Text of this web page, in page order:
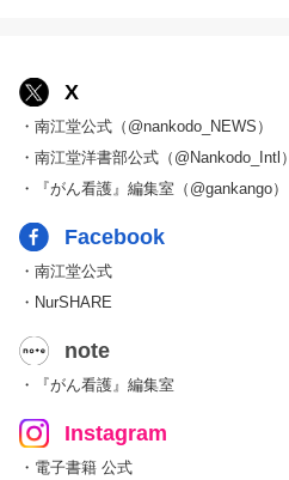
X
・南江堂公式（@nankodo_NEWS）
・南江堂洋書部公式（@Nankodo_Intl）
・『がん看護』編集室（@gankango）
Facebook
・南江堂公式
・NurSHARE
note
・『がん看護』編集室
Instagram
・電子書籍 公式